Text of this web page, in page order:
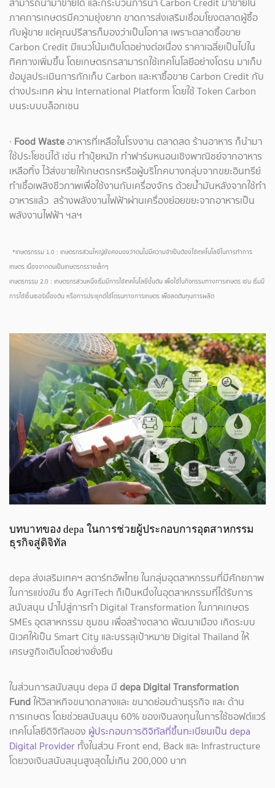
ภาคการเกษตรมีความยุ่งยาก ขาดการส่งเสริมเชื่อมโยงตลาดผู้ซื้อ
กับผู้ขาย แต่คุณปรีสารก็มองว่าเป็นโอกาส เพราะตลาดซื้อขาย
Carbon Credit มีแนวโน้มเติบโตอย่างต่อเนื่อง ราคาเฉลี่ยเป็นไปใน
ทิศทางเพิ่มขึ้น โดยเกษตรกรสามารถใช้เทคโนโลยีอย่างโดรน มาเก็บ
ข้อมูลประเมินการกักเก็บ Carbon และหาซื้อขาย Carbon Credit กับ
ต่างประเทศ ผ่าน International Platform โดยใช้ Token Carbon
บนระบบบล็อกเชน
· Food Waste อาหารที่เหลือในโรงงาน ตลาดสด ร้านอาหาร ก็นำมา
ใช้ประโยชน์ได้ เช่น ทำปุ๋ยหมัก ทำฟาร์มหนอนเชิงพาณิชย์จากอาหาร
เหลือทิ้ง ไว้ส่งขายให้เกษตรกรหรือผู้บริโภคบางกลุ่มจากขยะอินทรีย์
ทำเชื้อเพลิงชีวภาพเพื่อใช้งานกับเครื่องจักร ด้วยน้ำมันหลังจากใช้ทำ
อาหารแล้ว สร้างพลังงานไฟฟ้าผ่านเครื่องย่อยขยะจากอาหารเป็น
พลังงานไฟฟ้า ฯลฯ
*เกษตรกรรม 1.0 : เกษตรกรส่วนใหญ่ยังคงมองว่าตนไม่มีความจำเป็นต้องใช้เทคโนโลยีในการทำการ
เกษตร เนื่องจากตนเป็นเกษตรกรรายเล็กๆ
เกษตรกรรม 2.0 : เกษตรกรส่วนหนึ่งเริ่มมีการใช้เทคโนโลยีขั้นต้น เพื่อใช้ในกิจกรรมทางการเกษตร เช่น เริ่มมี
การใช้เซ็นเซอร์เบื้องต้น หรือการประยุกต์ใช้โดรนทางการเกษตร เพื่อลดต้นทุนการผลิต
บทบาทของ depa ในการช่วยผู้ประกอบการอุตสาหกรรม
ธุรกิจสู่ดิจิทัล
depa ส่งเสริมเทคฯ สตาร์ทอัพไทย ในกลุ่มอุตสาหกรรมที่มีศักยภาพ
ในการแข่งขัน ซึ่ง AgriTech ก็เป็นหนึ่งในอุตสาหกรรมที่ได้รับการ
สนับสนุน นำไปสู่การทำ Digital Transformation ในภาคเกษตร
SMEs อุตสาหกรรม ชุมชน เพื่อสร้างตลาด พัฒนาเมือง เกิดระบบ
นิเวศให้เป็น Smart City และบรรลุเป้าหมาย Digital Thailand ให้
เศรษฐกิจเติบโตอย่างยั่งยืน
ในส่วนการสนับสนุน depa มี depa Digital Transformation
Fundให้วิสาหกิจขนาดกลางและ ขนาดย่อมด้านธุรกิจ และ ด้าน
การเกษตร โดยช่วยสนับสนุน 60% ของเงินลงทุนในการใช้ซอฟต์แวร์
เทคโนโลยีดิจิทัลของ ผู้ประกอบการดิจิทัลที่ขึ้นทะเบียนเป็น depa
Digital Provider ทั้งในส่วน Front end, Back และ Infrastructure
โดยวงเงินสนับสนุนสูงสุดไม่เกิน 200,000 บาท